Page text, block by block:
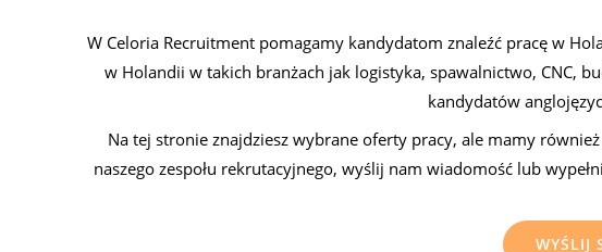
W Celoria Recruitment pomagamy kandydatom znaleźć pracę w
w Holandii w takich branżach jak logistyka, spawalnictwo, CNC,
kandydatów
Na tej stronie znajdziesz wybrane oferty pracy, ale mamy
naszego zespołu rekrutacyjnego, wyślij nam wiadomość lub
WYŚLIJ